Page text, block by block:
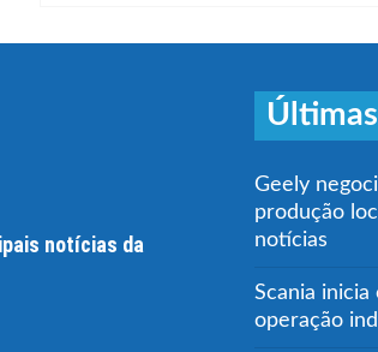
notícias da
Geely
produção
notícias
Scania
operação